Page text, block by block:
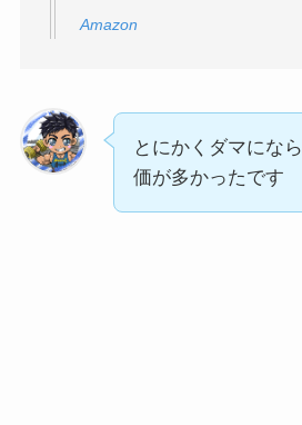
Amazon
とにかくダマにな
価が多かったです